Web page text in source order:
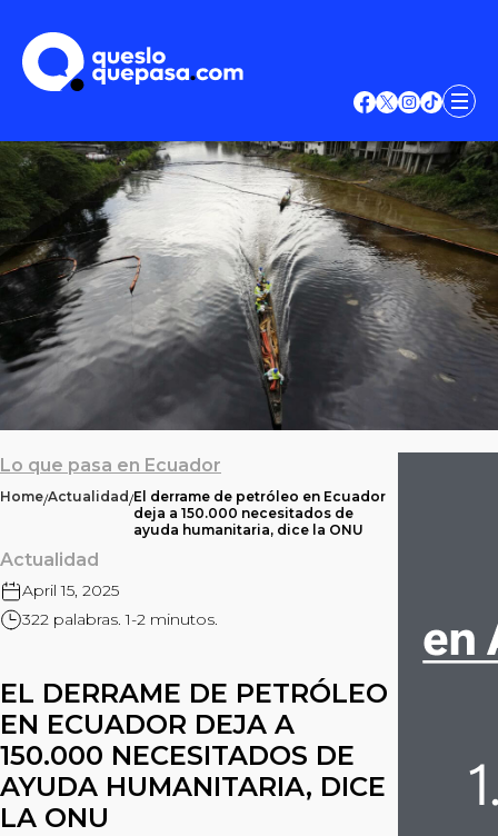
Lo que pasa en Ecuador
Home/Actualidad/El derrame de petróleo en Ecuador
deja a 150.000 necesitados de
ayuda humanitaria, dice la ONU
Actualidad
April 15, 2025
322 palabras. 1-2 minutos.
EL DERRAME DE PETRÓLEO
EN ECUADOR DEJA A
150.000 NECESITADOS DE
AYUDA HUMANITARIA, DICE
LA ONU